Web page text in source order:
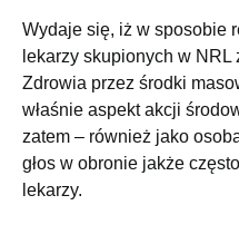
Wydaje się, iż w sposobie
lekarzy skupionych w
Zdrowia przez środki
właśnie aspekt akcji
zatem – również jako
głos w obronie jakże
lekarzy.